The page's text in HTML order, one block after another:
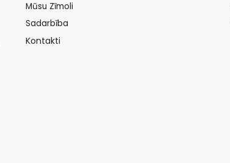
Mūsu Zīmoli
Sadarbība
Kontakti